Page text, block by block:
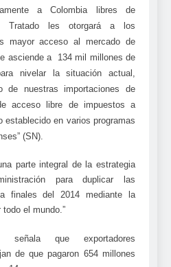
a Colombia libres de
Tratado les otorgará a los
mayor acceso al mercado de
asciende a 134 mil millones de
nivelar la situación actual,
de nuestras importaciones de
acceso libre de impuestos a
establecido en varios programas
(SN).
parte integral de la estrategia
para duplicar las
finales del 2014 mediante la
el mundo.”
señala que exportadores
de que pagaron 654 millones